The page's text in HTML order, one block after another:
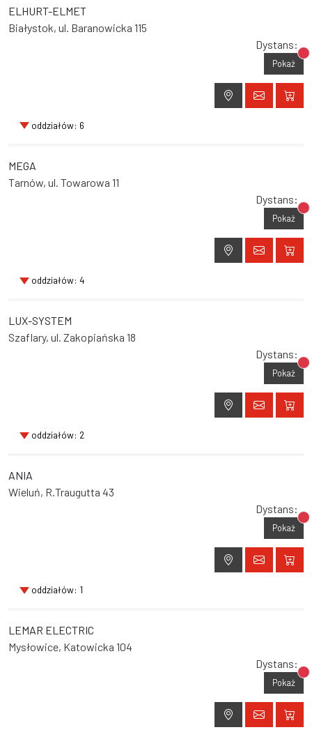
ELHURT-ELMET
Białystok, ul. Baranowicka 115
Dystans:
Pokaż
oddziałów: 6
MEGA
Tarnów, ul. Towarowa 11
Dystans:
Pokaż
oddziałów: 4
LUX-SYSTEM
Szaflary, ul. Zakopiańska 18
Dystans:
Pokaż
oddziałów: 2
ANIA
Wieluń, R.Traugutta 43
Dystans:
Pokaż
oddziałów: 1
LEMAR ELECTRIC
Mysłowice, Katowicka 104
Dystans:
Pokaż